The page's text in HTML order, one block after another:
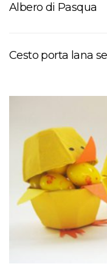
Albero di Pasqua
Cesto porta lana